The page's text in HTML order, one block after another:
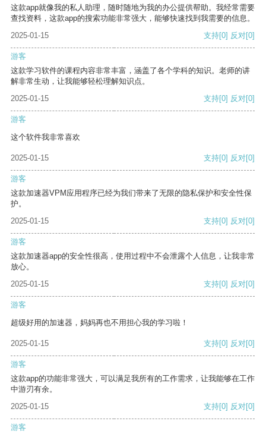
这款app就像我的私人助理，随时随地为我的办公提供帮助。我经常需要
查找资料，这款app的搜索功能非常强大，能够快速找到我需要的信息。
2025-01-15
支持[0] 反对[0]
游客
这款学习软件的课程内容非常丰富，涵盖了各个学科的知识。老师的讲
解非常生动，让我能够轻松理解知识点。
2025-01-15
支持[0] 反对[0]
游客
这个软件我非常喜欢
2025-01-15 支持[0] 反对[0]
游客
这款加速器VPM应用程序已经为我们带来了无限的隐私保护和安全性保
护。
2025-01-15
支持[0] 反对[0]
游客
这款加速器app的安全性很高，使用过程中不会泄露个人信息，让我非常
放心。
2025-01-15
支持[0] 反对[0]
游客
超级好用的加速器，妈妈再也不用担心我的学习啦！
2025-01-15 支持[0] 反对[0]
游客
这款app的功能非常强大，可以满足我所有的工作需求，让我能够在工作
中游刃有余。
2025-01-15
支持[0] 反对[0]
游客